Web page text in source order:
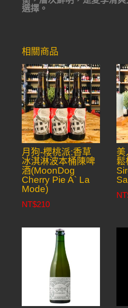
選擇。
相關商品
月狗-櫻桃派:香草
冰淇淋波本桶陳啤
酒(MoonDog
Cherry Pie A` La
Mode)
NT$210
美
鬆